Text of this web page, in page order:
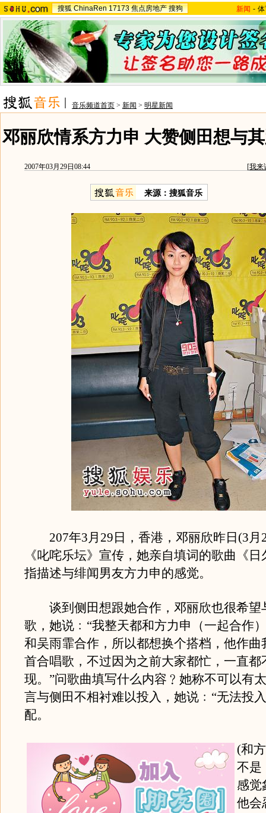
搜狐 ChinaRen 17173 焦点房地产 搜狗 新闻 -
音乐频道首页 > 新闻 > 明星新闻
邓丽欣情系方力申 大赞侧田想与
2007年03月29日08:44 [我来
来源：搜狐音乐
207年3月29日，香港，邓丽欣昨日(3月
《叱咤乐坛》宣传，她亲自填词的歌曲《
指描述与绯闻男友方力申的感觉。
谈到侧田想跟她合作，邓丽欣也很希望
歌，她说﹕“我整天都和方力申（一起合作
和吴雨霏合作，所以都想换个搭档，他作曲
首合唱歌，不过因为之前大家都忙，一直都
现。”问歌曲填写什么内容﹖她称不可以有
言与侧田不相衬难以投入，她说﹕“无法投
配。
(和
不是
感觉
他会